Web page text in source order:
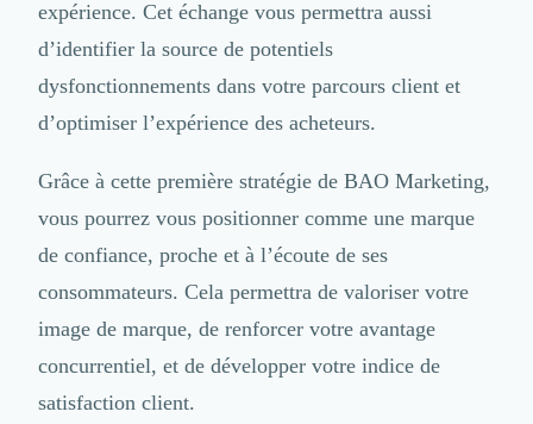
expérience. Cet échange vous permettra aussi
d’identifier la source de potentiels
dysfonctionnements dans votre parcours client et
d’optimiser l’expérience des acheteurs.
Grâce à cette première stratégie de BAO Marketing,
vous pourrez vous positionner comme une marque
de confiance, proche et à l’écoute de ses
consommateurs. Cela permettra de valoriser votre
image de marque, de renforcer votre avantage
concurrentiel, et de développer votre indice de
satisfaction client.